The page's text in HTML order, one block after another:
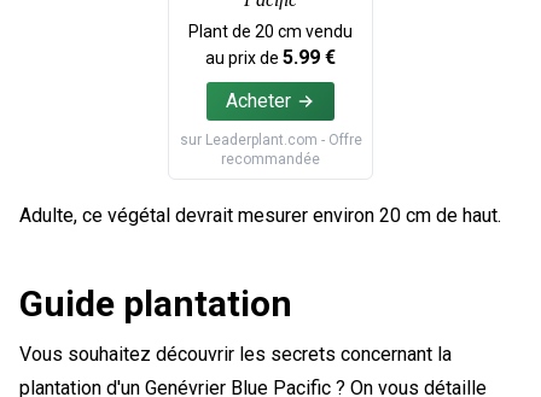
Plant de 20 cm vendu
au prix de 5.99 €
Acheter
sur Leaderplant.com - Offre
recommandée
Adulte, ce végétal devrait mesurer environ 20 cm de haut.
Guide plantation
Vous souhaitez découvrir les secrets concernant la
plantation d'un Genévrier Blue Pacific ? On vous détaille